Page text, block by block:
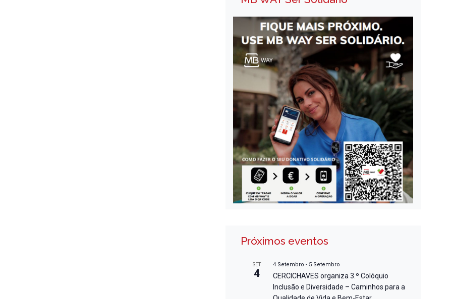
Próximos eventos
SET
4
4 Setembro - 5 Setembro
CERCICHAVES organiza 3.º Colóquio
Inclusão e Diversidade – Caminhos para a